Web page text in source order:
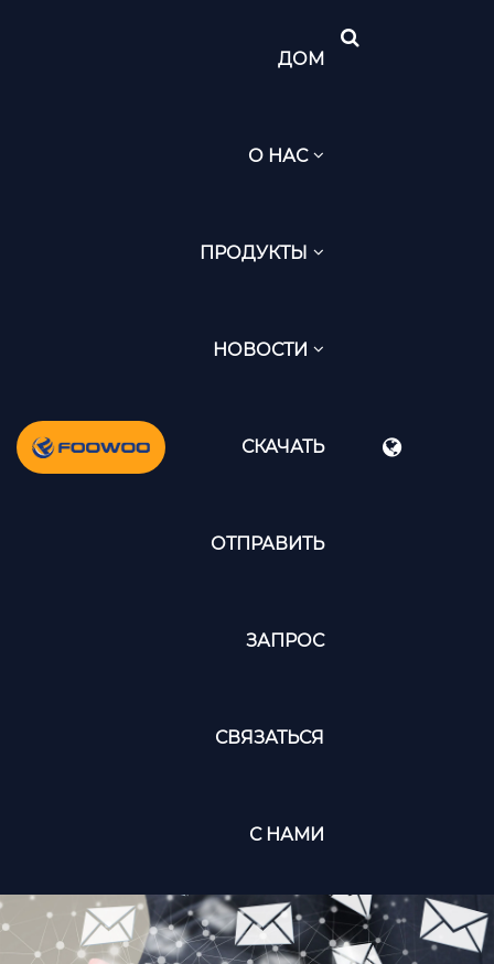
ДОМ
О НАС
ПРОДУКТЫ
НОВОСТИ
СКАЧАТЬ
ОТПРАВИТЬ
ЗАПРОС
СВЯЗАТЬСЯ
С НАМИ